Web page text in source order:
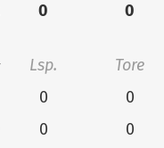
0 0
Lsp. Tore
0 0
0 0